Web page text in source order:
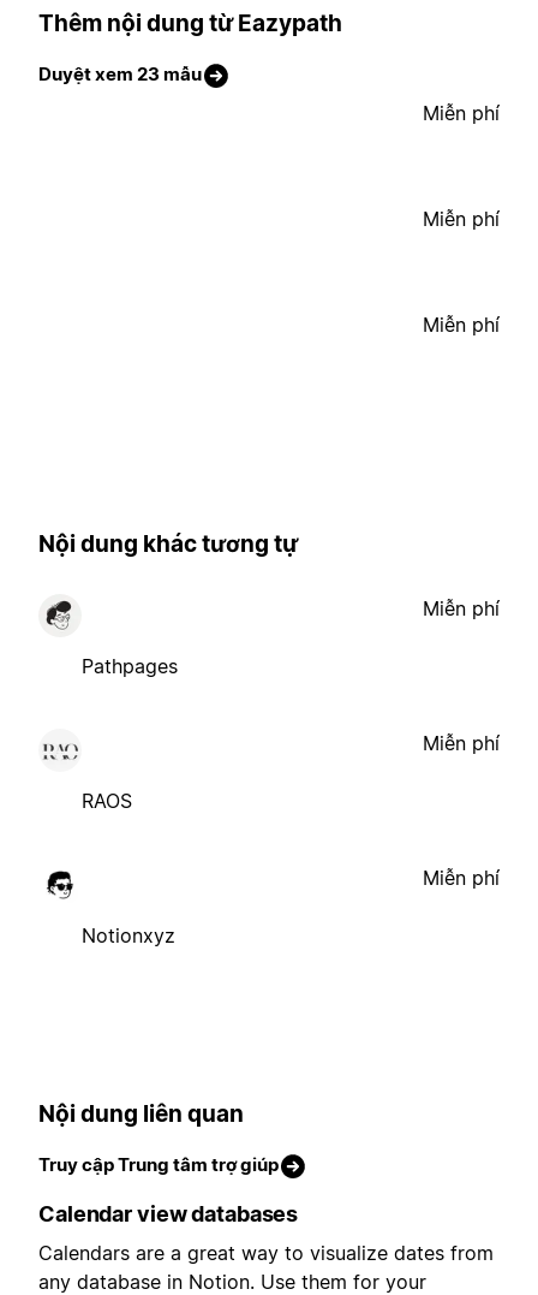
Thêm nội dung từ Eazypath
Duyệt xem 23 mẫu
Miễn phí
Miễn phí
Miễn phí
Nội dung khác tương tự
Pathpages
Miễn phí
RAOS
Miễn phí
Notionxyz
Miễn phí
Nội dung liên quan
Truy cập Trung tâm trợ giúp
Calendar view databases
Calendars are a great way to visualize dates from
any database in Notion. Use them for your